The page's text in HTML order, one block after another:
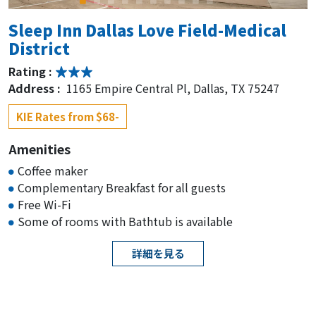
Sleep Inn Dallas Love Field-Medical
District
Rating :
Address : 1165 Empire Central Pl, Dallas, TX 75247
KIE Rates from $68-
Amenities
Coffee maker
Complementary Breakfast for all guests
Free Wi-Fi
Some of rooms with Bathtub is available
詳細を見る